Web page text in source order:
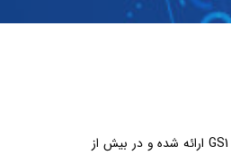
شناسه جهانی قلم کالای تجاری [Global Trade Item Number](GTIN) یک شناسه بین‌المللی است که توسط سازمان جهانی GS1 ارائه شده و در بیش از